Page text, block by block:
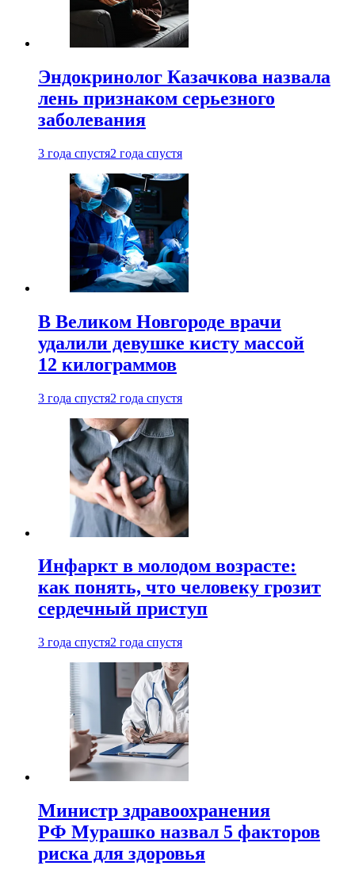
Эндокринолог Казачкова назвала
лень признаком серьезного
заболевания
3 года спустя2 года спустя
В Великом Новгороде врачи
удалили девушке кисту массой
12 килограммов
3 года спустя2 года спустя
Инфаркт в молодом возрасте:
как понять, что человеку грозит
сердечный приступ
3 года спустя2 года спустя
Министр здравоохранения
РФ Мурашко назвал 5 факторов
риска для здоровья